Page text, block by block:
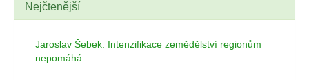
Nejčtenější
Jaroslav Šebek: Intenzifikace zemědělství regionům
nepomáhá